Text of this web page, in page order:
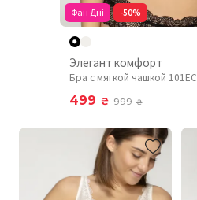
Фан Дні -50%
Элегант комфорт
Бра с мягкой чашкой 101EC
499 ₴ 999₴